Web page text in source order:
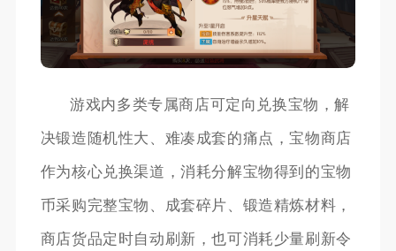
游戏内多类专属商店可定向兑换宝物，解
决锻造随机性大、难凑成套的痛点，宝物商店
作为核心兑换渠道，消耗分解宝物得到的宝物
币采购完整宝物、成套碎片、锻造精炼材料，
商店货品定时自动刷新，也可消耗少量刷新令